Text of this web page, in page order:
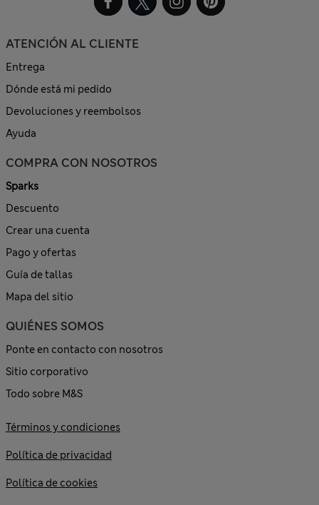
ATENCIÓN AL CLIENTE
Entrega
Dónde está mi pedido
Devoluciones y reembolsos
Ayuda
COMPRA CON NOSOTROS
Sparks
Descuento
Crear una cuenta
Pago y ofertas
Guía de tallas
Mapa del sitio
QUIÉNES SOMOS
Ponte en contacto con nosotros
Sitio corporativo
Todo sobre M&S
Términos y condiciones
Política de privacidad
Política de cookies